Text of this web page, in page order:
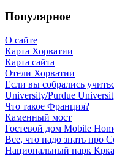
Популярное
О сайте
Карта Хорватии
Карта сайта
Отели Хорватии
Если вы собрались
University/Purdue
Что такое Франция?
Каменный мост
Гостевой дом Mobile
Все, что надо знать про
Национальный парк Крка